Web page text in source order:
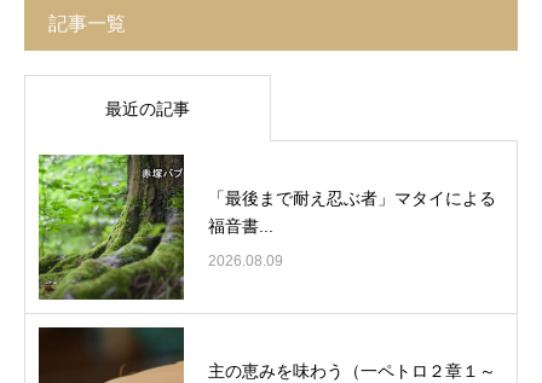
記事一覧
最近の記事
「最後まで耐え忍ぶ者」マタイによる
福音書...
2026.08.09
主の恵みを味わう（一ペトロ２章１～